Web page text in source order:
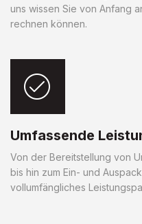
uns wissen Sie von Anfang
rechnen können.
Umfassende
Von der Bereitstellung von
bis hin zum Ein- und
vollumfängliches